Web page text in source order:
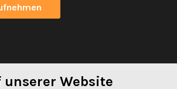
unserer Website